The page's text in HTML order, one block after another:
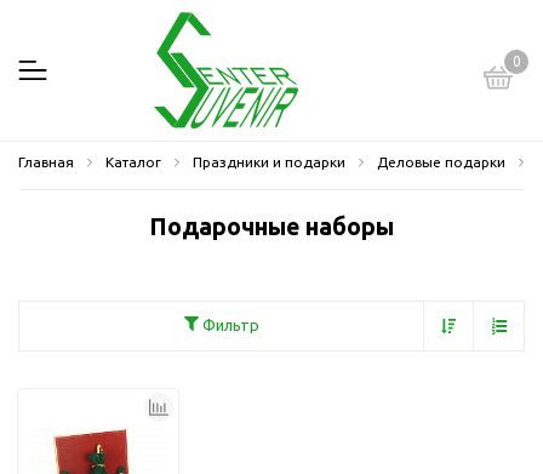
0
Главная Каталог Праздники и подарки Деловые подарки
Подарочные наборы
Фильтр